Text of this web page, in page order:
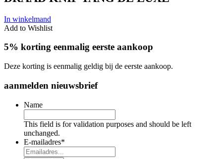
In winkelmand
Add to Wishlist
5% korting eenmalig eerste aankoop
Deze korting is eenmalig geldig bij de eerste aankoop.
aanmelden nieuwsbrief
Name
This field is for validation purposes and should be left
unchanged.
E-mailadres*